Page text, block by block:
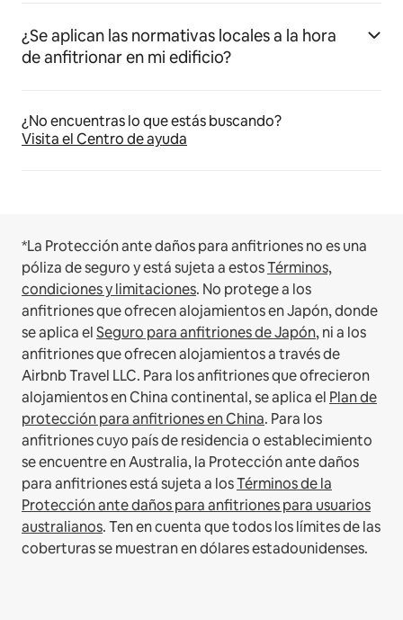
¿Se aplican las normativas locales a la hora
de anfitrionar en mi edificio?
¿No encuentras lo que estás buscando?
Visita el Centro de ayuda
*La Protección ante daños para anfitriones no es una
póliza de seguro y está sujeta a estosTérminos,
condiciones y limitaciones. No protege a los
anfitriones que ofrecen alojamientos en Japón, donde
se aplica elSeguro para anfitriones de Japón, ni a los
anfitriones que ofrecen alojamientos a través de
Airbnb Travel LLC. Para los anfitriones que ofrecieron
alojamientos en China continental, se aplica el Plan de
protección para anfitriones en China. Para los
anfitriones cuyo país de residencia o establecimiento
se encuentre en Australia, la Protección ante daños
para anfitriones está sujeta a losTérminos de la
Protección ante daños para anfitriones para usuarios
australianos. Ten en cuenta que todos los límites de las
coberturas se muestran en dólares estadounidenses.